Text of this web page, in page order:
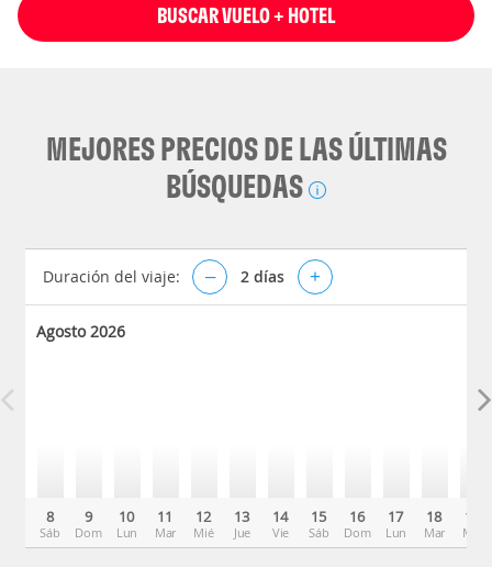
BUSCAR VUELO + HOTEL
MEJORES PRECIOS DE LAS ÚLTIMAS
BÚSQUEDAS
Duración del viaje: – 2 días +
Agosto 2026
8
Sáb
9
Dom
10
Lun
11
Mar
12
Mié
13
Jue
14
Vie
15
Sáb
16
Dom
17
Lun
18
Mar
19
Mié